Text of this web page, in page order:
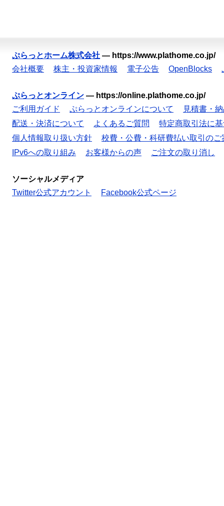
ぷらっとホーム株式会社 — https://www.plathome.co.jp/
会社概要
株主・投資家情報 電子公告 OpenBlocks
ぷらっとオンライン — https://online.plathome.co.jp/
ご利用ガイド
ぷらっとオンラインについて
見積書・
配送・決済について
よくあるご質問
特定商取引法に
個人情報取り扱い方針
校費・公費・科研費払い取引のご
IPv6への取り組み
お客様からの声 ご注文の取り消し
ソーシャルメディア
Twitter公式アカウント
Facebook公式ページ